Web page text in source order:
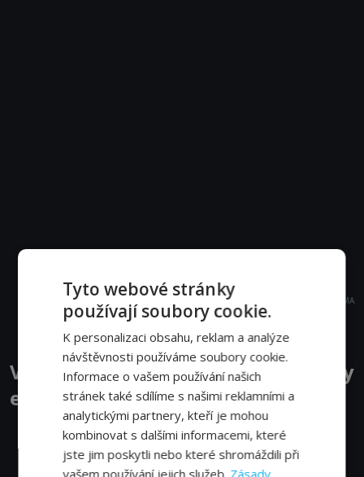
REKLAMA
Voskovec & Werich, paralelní osudy
epizody
Aktuálně nemáme žádné epizody k zobrazení.
Tyto webové stránky
používají soubory cookie.
K personalizaci obsahu, reklam a analýze
návštěvnosti používáme soubory cookie.
Informace o vašem používání našich
stránek také sdílíme s našimi reklamními a
analytickými partnery, kteří je mohou
kombinovat s dalšími informacemi, které
jste jim poskytli nebo které shromáždili při
vašem používání jejich služeb. Zásady